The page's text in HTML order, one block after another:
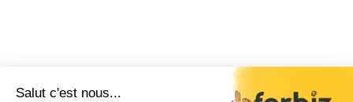
Salut c'est nous...